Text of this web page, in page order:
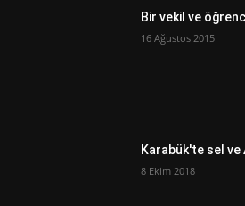
Bir vekil ve
16 Ağustos 2015
Karabük'te sel ve
8 Ekim 2018